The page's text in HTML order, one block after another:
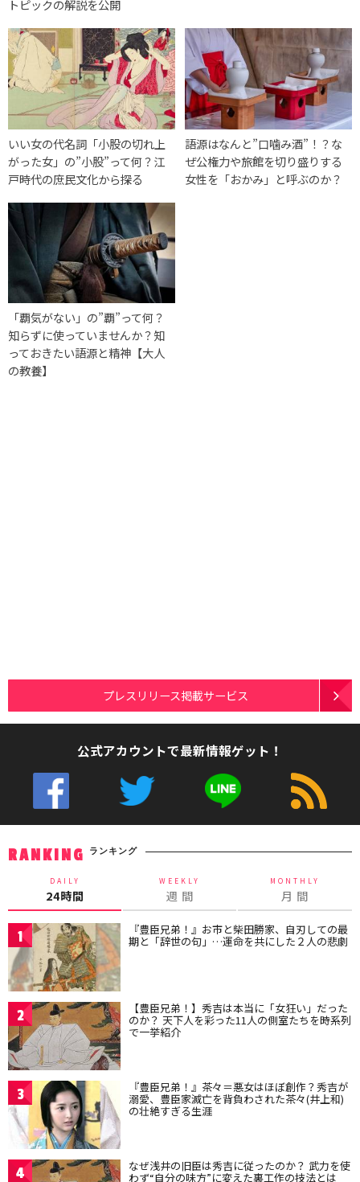
トピックの解説を公開
いい女の代名詞「小股の切れ上
がった女」の”小股”って何？江
戸時代の庶民文化から探る
語源はなんと”口噛み酒”！？な
ぜ公権力や旅館を切り盛りする
女性を「おかみ」と呼ぶのか？
「覇気がない」の”覇”って何？
知らずに使っていませんか？知
っておきたい語源と精神【大人
の教養】
プレスリリース掲載サービス
公式アカウントで最新情報ゲット！
RANKING ランキング
DAILY
24時間
WEEKLY
週 間
MONTHLY
月 間
1 『豊臣兄弟！』お市と柴田勝家、自刃しての最
期と「辞世の句」…運命を共にした２人の悲劇
2 【豊臣兄弟！】秀吉は本当に「女狂い」だった
のか？ 天下人を彩った11人の側室たちを時系列
で一挙紹介
3 『豊臣兄弟！』茶々＝悪女はほぼ創作？秀吉が
溺愛、豊臣家滅亡を背負わされた茶々(井上和)
の壮絶すぎる生涯
4 なぜ浅井の旧臣は秀吉に従ったのか？ 武力を使
わず“自分の味方”に変えた裏工作の技法とは